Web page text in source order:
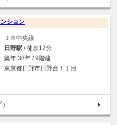
ション
ＪＲ中央線
日野駅 / 徒歩12分
築年 38年 / 9階建
東京都日野市日野台１丁目
2 ）